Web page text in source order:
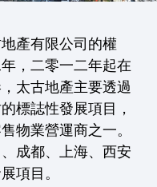
產有限公司的權
，二零一二年起在
太古地產主要透過
標誌性發展項目，
物業營運商之一。
成都、上海、西安
項目。